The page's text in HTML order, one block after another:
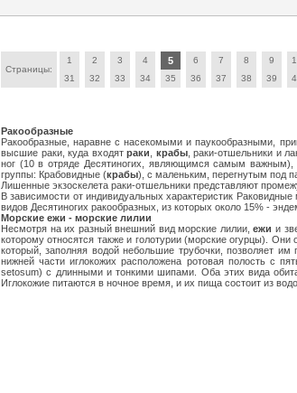
Страницы:
1 2 3 4 5 6 7 8 9
31
32 33 34 35 36 37 38 39
Ракообразные
Ракообразные, наравне с насекомыми и паукообразными,
высшие раки, куда входятраки крабы, раки-отшельники и
ног (10 в отряде Десятиногих, являющимся самым важным),
группы: Крабовидные (крабы), с маленьким, перегнутым под
Лишенные экзоскелета раки-отшельники представляют
В зависимости от индивидуальных характеристик
видов Десятиногих ракообразных, из которых около 15% -
Морские ежи - морские лилии
Несмотря на их разный внешний вид морские лилии,ежи и
которому относятся также и голотурии (морские огурцы).
который, заполняя водой небольшие трубочки, позволяет
нижней части иглокожих расположена ротовая полость с
setosum) с длинными и тонкими шипами. Оба этих вида
Иглокожие питаются в ночное время, и их пища состоит из